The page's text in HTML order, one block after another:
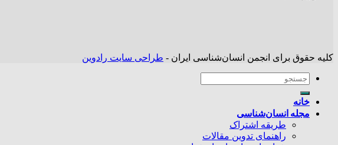
کلیه حقوق برای انجمن انسان‌شناسی ایران - طراحی سایت رادوین
خانه
مجله انسان‌شناسی
طریقه اشتراک
راهنمای تدوین مقالات